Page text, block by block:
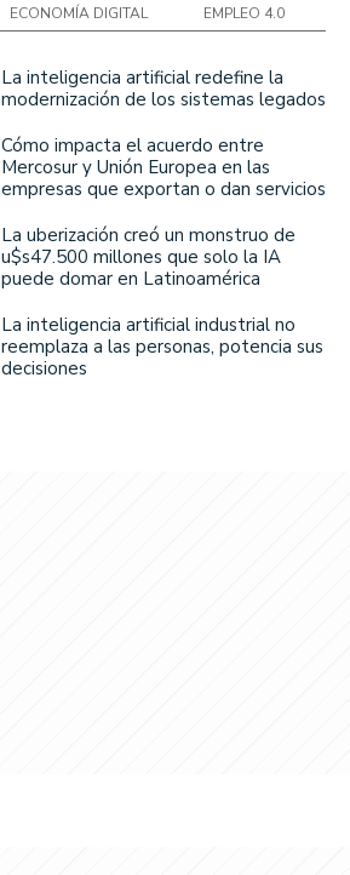
ECONOMÍA DIGITAL EMPLEO 4.0
La inteligencia artificial redefine la
modernización de los sistemas legados
Cómo impacta el acuerdo entre
Mercosur y Unión Europea en las
empresas que exportan o dan servicios
La uberización creó un monstruo de
u$s47.500 millones que solo la IA
puede domar en Latinoamérica
La inteligencia artificial industrial no
reemplaza a las personas, potencia sus
decisiones